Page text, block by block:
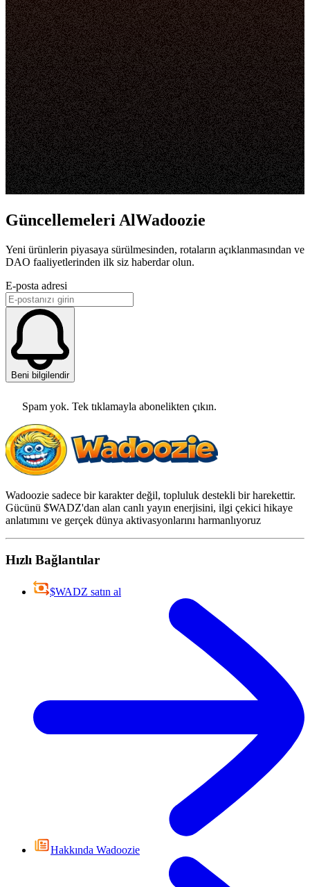
Güncellemeleri AlWadoozie
Yeni ürünlerin piyasaya sürülmesinden, rotaların açıklanmasından ve
DAO faaliyetlerinden ilk siz haberdar olun.
E-posta adresi
Beni bilgilendir
Spam yok. Tek tıklamayla abonelikten çıkın.
Wadoozie sadece bir karakter değil, topluluk destekli bir harekettir.
Gücünü $WADZ'dan alan canlı yayın enerjisini, ilgi çekici hikaye
anlatımını ve gerçek dünya aktivasyonlarını harmanlıyoruz
Hızlı Bağlantılar
$WADZ satın al
Hakkında Wadoozie